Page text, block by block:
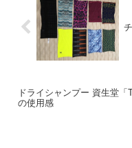
ドライシャンプー 資生堂「
の使用感